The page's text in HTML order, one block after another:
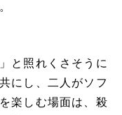
と照れくさそうに
にし、二人がソフ
楽しむ場面は、殺